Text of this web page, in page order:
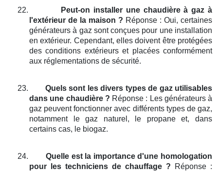
22.
Peut-on installer une chaudière à gaz à
l'extérieur de la maison ? Réponse : Oui, certaines
générateurs à gaz sont conçues pour une installation
en extérieur. Cependant, elles doivent être protégées
des conditions extérieurs et placées conformément
aux réglementations de sécurité.
23.
Quels sont les divers types de gaz utilisables
dans une chaudière ? Réponse : Les générateurs à
gaz peuvent fonctionner avec différents types de gaz,
notamment le gaz naturel, le propane et, dans
certains cas, le biogaz.
24.
Quelle est la importance d'une homologation
pour les techniciens de chauffage ? Réponse :